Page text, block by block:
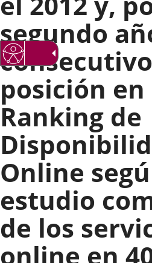
segundo
posición en
Ranking de
Online
estudio
de los
online en